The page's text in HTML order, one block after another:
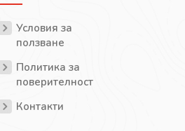
Условия за
ползване
Политика за
поверителност
Контакти